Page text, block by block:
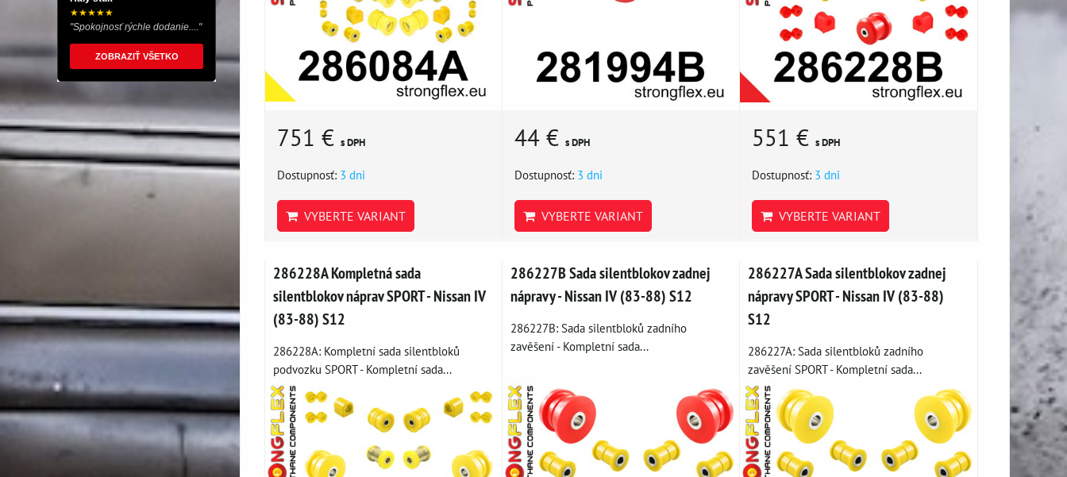
751 € s DPH
Dostupnosť: 3 dni
VYBERTE VARIANT
44 € s DPH
Dostupnosť: 3 dni
VYBERTE VARIANT
551 €s DPH
Dostupnosť: 3 dni
VYBERTE VARIANT
286228A Kompletná sada
silentblokov náprav SPORT - Nissan IV
(83-88) S12
286228A: Kompletní sada silentbloků
podvozku SPORT - Kompletní sada...
286227B Sada silentblokov zadnej
nápravy - Nissan IV (83-88) S12
286227B: Sada silentbloků zadního
zavěšení - Kompletní sada...
286227A Sada silentblokov zadnej
nápravy SPORT - Nissan IV (83-88)
S12
286227A: Sada silentbloků zadního
zavěšení SPORT - Kompletní sada...
★★★★★
"Spokojnosť rýchle dodanie...."
ZOBRAZIŤ VŠETKO